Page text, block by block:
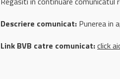
Descriere comunicat: Punerea in
Link BVB catre comunicat:click